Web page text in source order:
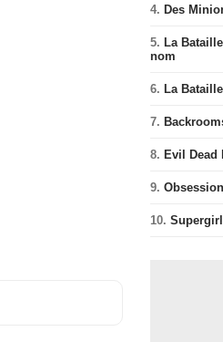
4. Des
5. La
nom
6. La
7.
8. Evil Dead
9. Obsession
10. Supergirl